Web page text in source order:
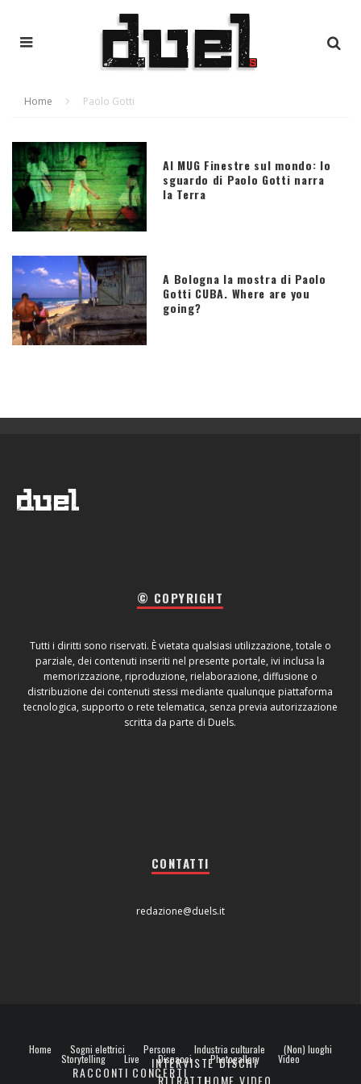
Home Paolo Gotti
Al MUG Finestre sul mondo: lo
sguardo di Paolo Gotti narra
la Terra
A Bologna la mostra di Paolo
Gotti CUBA. Where are you
going?
© COPYRIGHT
Tutti i diritti sono riservati. È vietata qualsiasi utilizzazione, totale o
parziale, dei contenuti inseriti nel presente portale, ivi inclusa la
memorizzazione, riproduzione, rielaborazione, diffusione o
distribuzione dei contenuti stessi mediante qualunque piattaforma
tecnologica, supporto o rete telematica, senza previa autorizzazione
scritta da parte di Duels.
CONTATTI
redazione@duels.it
Home Sogni elettrici Persone
INTERVISTE
Industria culturale
DISCHI
(Non) luoghi
Storytelling
RACCONTI
Live
CONCERTI
Dispacci Photogallery Video